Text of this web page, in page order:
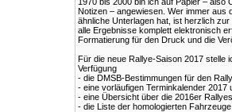
Notizen – angewiesen. Wer immer aus
ähnliche Unterlagen hat, ist herzlich
alle Ergebnisse komplett elektronisch
Formatierung für den Druck und die
Für die neue Rallye-Saison 2017 stelle
Verfügung
- die DMSB-Bestimmungen für den
- eine vorläufigen Terminkalender 2017
- eine Übersicht über die 2016er
- die Liste der homologierten